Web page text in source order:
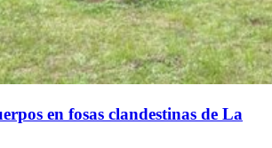
en fosas clandestinas de La